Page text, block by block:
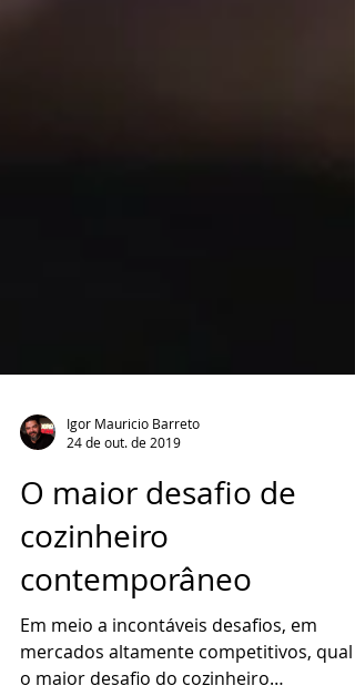
24 de out. de 2019
O maior desafio de
cozinheiro
contemporâneo
Em meio a incontáveis desafios, em